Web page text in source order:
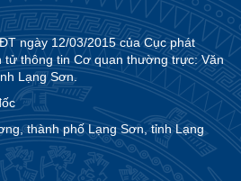
ngày 12/03/2015 của Cục phát
tử thông tin Cơ quan thường trực: Văn
Lạng Sơn.
thành phố Lạng Sơn, tỉnh Lạng